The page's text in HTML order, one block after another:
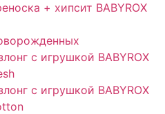
+ хипсит BABYROX
с игрушкой BABYROX
с игрушкой BABYROX